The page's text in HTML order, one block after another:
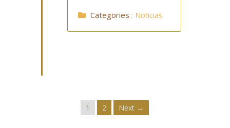
Categories : Noticias
1 2 Next →